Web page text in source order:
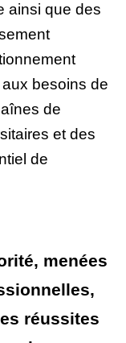
ainsi que des
besoins de
de
et des
de
menées
réussites